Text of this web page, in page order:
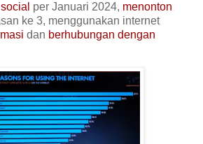
per Januari 2024, menonton
ke 3, menggunakan internet
dan berhubungan dengan